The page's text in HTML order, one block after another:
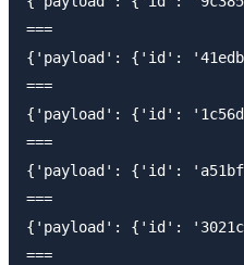
===
{'payload': {'id':
===
{'payload': {'id':
===
{'payload': {'id':
===
{'payload': {'id':
===